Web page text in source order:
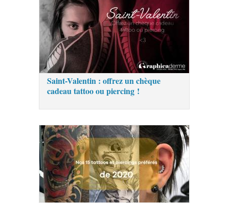
Saint-Valentin : offrez un chèque
cadeau tattoo ou piercing !